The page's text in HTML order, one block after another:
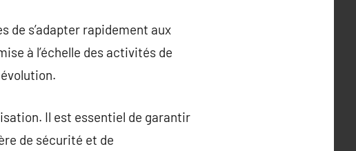
de s’adapter rapidement aux
à l’échelle des activités de
Il est essentiel de garantir
de sécurité et de